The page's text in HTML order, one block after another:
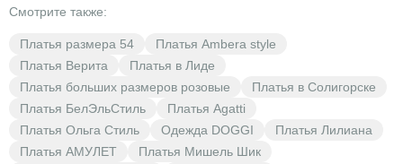
Смотрите также:
Платья размера 54
Платья Ambera style
Платья Верита
Платья в Лиде
Платья больших размеров розовые
Платья в Солигорске
Платья БелЭльСтиль
Платья Agatti
Платья Ольга Стиль
Одежда DOGGI
Платья Лилиана
Платья АМУЛЕТ
Платья Мишель Шик